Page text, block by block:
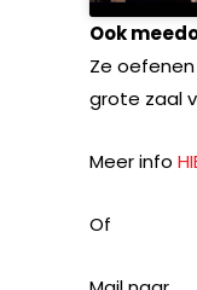
Ook
Ze
grote zaal
Meer info
Of